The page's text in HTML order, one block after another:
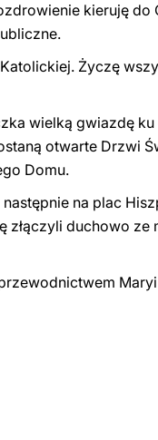
kieruję do
Życzę
wielką gwiazdę
otwarte Drzwi
Domu.
na plac
złączyli duchowo ze